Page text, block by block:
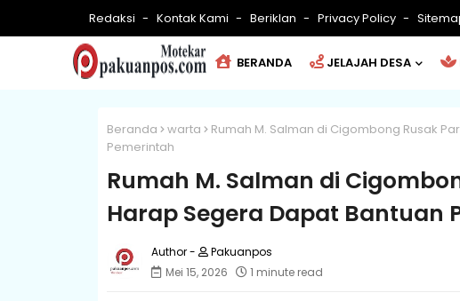
Redaksi Kontak Kami Beriklan Privacy Policy
BERANDA JELAJAH DESA
Beranda warta
Rumah M. Salman di Cigombong Rusak
Pemerintah
Rumah M. Salman di
Harap Segera Dapat Bantuan
Pakuanpos
Mei 15, 2026
1 minute read